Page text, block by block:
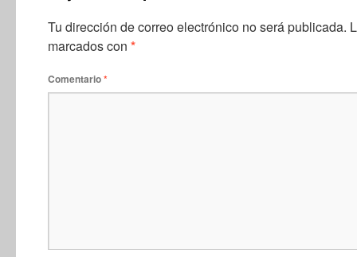
Tu dirección de correo electrónico no será publicada.
marcados con *
Comentario*